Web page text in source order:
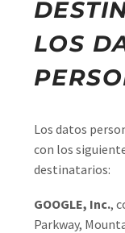
LOS
Los datos
con los
destinatarios:
GOOGLE, Inc.,
Parkway,